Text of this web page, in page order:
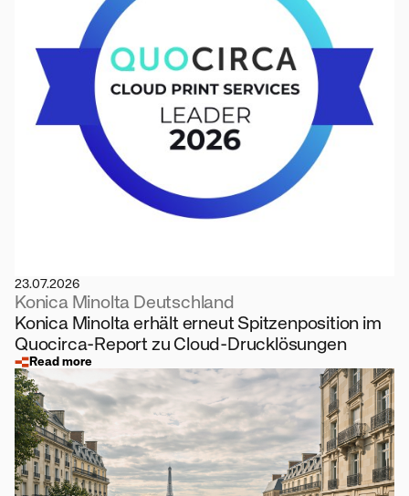
23.07.2026
Konica Minolta Deutschland
Konica Minolta erhält erneut Spitzenposition im
Quocirca-Report zu Cloud-Drucklösungen
Read more